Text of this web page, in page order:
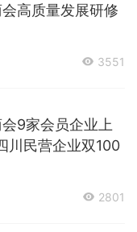
高质量发展研修
3551
9家会员企业上
川民营企业双100
2801